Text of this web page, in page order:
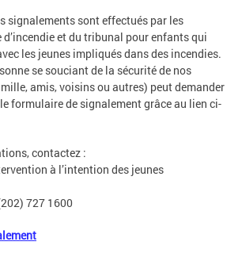
signalements sont effectués par les
d’incendie et du tribunal pour enfants qui
les jeunes impliqués dans des incendies.
se souciant de la sécurité de nos
amis, voisins ou autres) peut demander
formulaire de signalement grâce au lien ci-
contactez :
à l’intention des jeunes
727 1600